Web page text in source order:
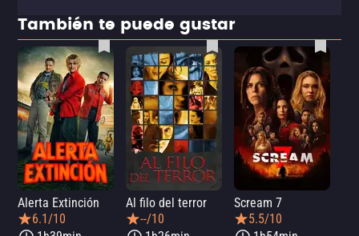
También te puede gustar
Alerta Extinción
6.1/10
Al filo del terror
--/10
Scream 7
5.5/10